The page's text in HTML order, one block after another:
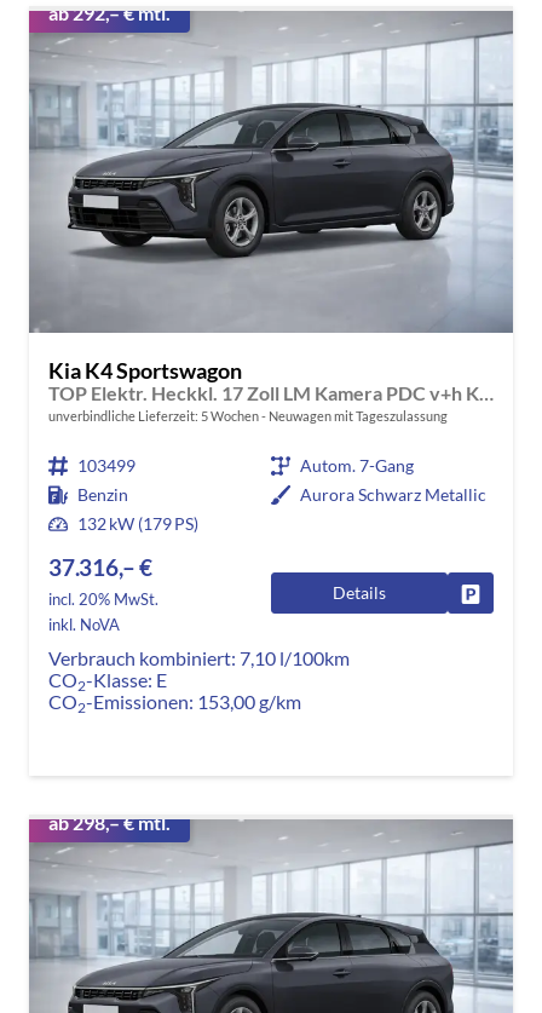
ab 292,– € mtl.
Kia K4 Sportswagon
TOP Elektr. Heckkl. 17 Zoll LM Kamera PDC v+h Klimaauto. Voll-LED-Scheinwerfer
unverbindliche Lieferzeit: 5 Wochen Neuwagen mit Tageszulassung
103499
Autom. 7-Gang
Benzin
Aurora Schwarz Metallic
132 kW (179 PS)
37.316,– €
incl. 20% MwSt.
inkl. NoVA
Details
Verbrauch kombiniert: 7,10 l/100km
CO2-Klasse: E
CO2-Emissionen: 153,00 g/km
ab 298,– € mtl.